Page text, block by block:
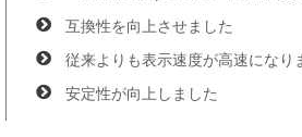
互換性を向上させました
従来よりも表示速度が高速になり
安定性が向上しました